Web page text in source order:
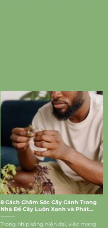
8 Cách Chăm Sóc Cây Cảnh Trong
Nhà Để Cây Luôn Xanh và Phát
Triển Tốt
Trong nhịp sống hiện đại, việc mang